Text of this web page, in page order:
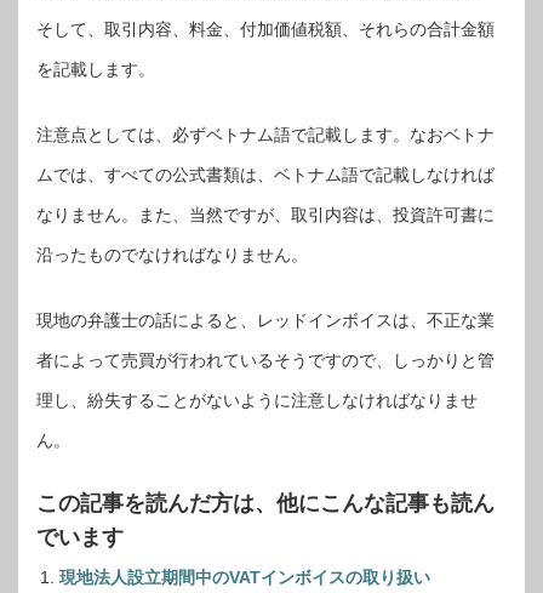
そして、取引内容、料金、付加価値税額、それらの合計金額
を記載します。
注意点としては、必ずベトナム語で記載します。なおベトナ
ムでは、すべての公式書類は、ベトナム語で記載しなければ
なりません。また、当然ですが、取引内容は、投資許可書に
沿ったものでなければなりません。
現地の弁護士の話によると、レッドインボイスは、不正な業
者によって売買が行われているそうですので、しっかりと管
理し、紛失することがないように注意しなければなりませ
ん。
この記事を読んだ方は、他にこんな記事も読ん
でいます
現地法人設立期間中のVATインボイスの取り扱い